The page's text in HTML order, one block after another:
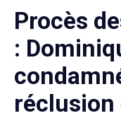
Procès
: